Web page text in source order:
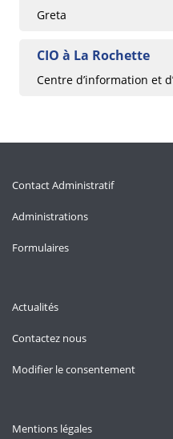
Greta
CIO à La Rochette
Centre d’information et
Contact Administratif
Administrations
Formulaires
Actualités
Contactez nous
Modifier le consentement
Mentions légales